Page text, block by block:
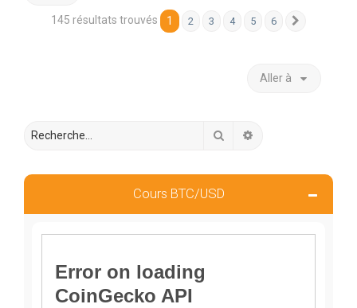
145 résultats trouvés 1 2 3 4 5 6
Aller à
Rechercher
Cours BTC/USD